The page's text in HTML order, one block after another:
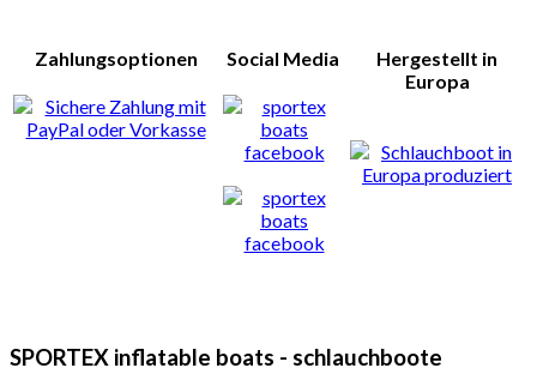
Zahlungsoptionen Social Media
Hergestellt in
Europa
SPORTEX inflatable boats - schlauchboote